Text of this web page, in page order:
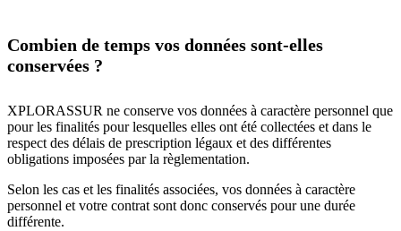
Combien de temps vos données sont-elles
conservées ?
XPLORASSUR ne conserve vos données à caractère personnel que
pour les finalités pour lesquelles elles ont été collectées et dans le
respect des délais de prescription légaux et des différentes
obligations imposées par la règlementation.
Selon les cas et les finalités associées, vos données à caractère
personnel et votre contrat sont donc conservés pour une durée
différente.